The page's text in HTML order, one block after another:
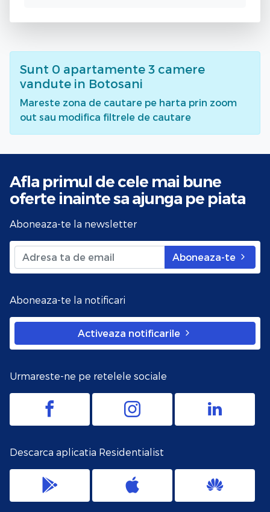
Sunt 0 apartamente 3 camere
vandute in Botosani
Mareste zona de cautare pe harta prin zoom
out sau modifica filtrele de cautare
Afla primul de cele mai bune
oferte inainte sa ajunga pe piata
Aboneaza-te la newsletter
Aboneaza-te
Aboneaza-te la notificari
Activeaza notificarile
Urmareste-ne pe retelele sociale
Descarca aplicatia Residentialist